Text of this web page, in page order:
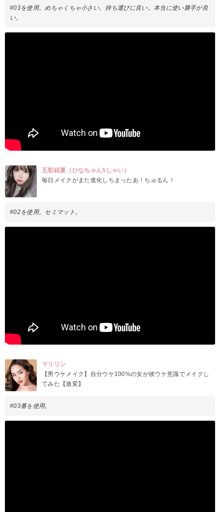
#03を使用。めちゃくちゃ小さい。持ち運びに良い。本当に使い勝手が良
い。
五彩緋夏（ひなちゃん5しゃい）
毎日メイクがまた進化しちまったあ！ちゅるん！
#02を使用。セミマット。
マリリン
【男ウケメイク】自分ウケ100%の女が彼ウケ意識でメイクし
てみた【激変】
#03番を使用。